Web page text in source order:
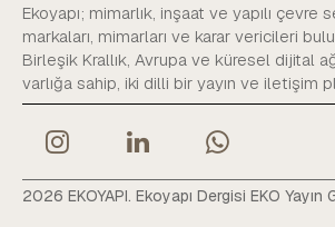
Ekoyapı; mimarlık, inşaat ve yapılı çevre
markaları, mimarları ve karar vericileri
Birleşik Krallık, Avrupa ve küresel dijital
varlığa sahip, iki dilli bir yayın ve iletişim
2026 EKOYAPI. Ekoyapı Dergisi EKO Yayın